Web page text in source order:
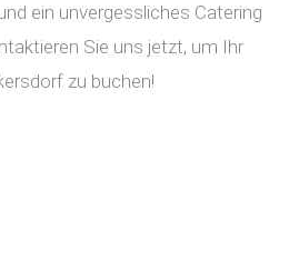
ein unvergessliches Catering
Sie uns jetzt, um Ihr
zu buchen!